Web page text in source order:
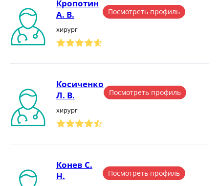
Кропотин
А. В.
хирург
Посмотреть профиль
Косиченко
Л. В.
хирург
Посмотреть профиль
Конев С.
Н.
Посмотреть профиль